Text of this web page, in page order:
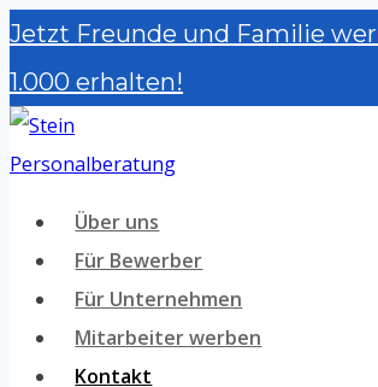
Zum
Inhalt
springen
Jetzt Freunde und Familie
1.000 erhalten!
Über uns
Für Bewerber
Für Unternehmen
Mitarbeiter werben
Kontakt